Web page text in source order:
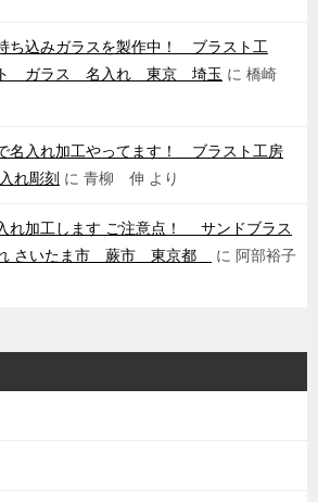
ち込みガラスを製作中！ ブラスト工
ガラス 名入れ 東京 埼玉 に 橋崎
名入れ加工やってます！ ブラスト工房
れ彫刻 に 青柳 伸 より
れ加工します ご注意点！ サンドブラス
さいたま市 蕨市 東京都
に 阿部裕子